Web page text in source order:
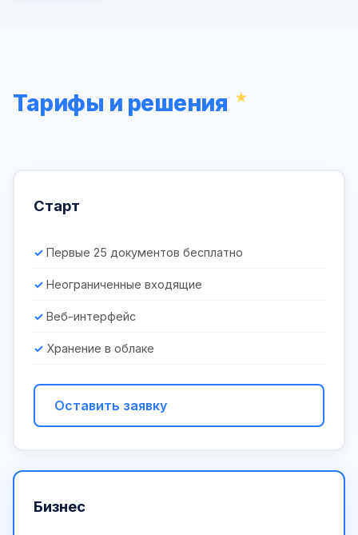
Тарифы и решения
Старт
Первые 25 документов бесплатно
Неограниченные входящие
Веб-интерфейс
Хранение в облаке
Оставить заявку
Бизнес